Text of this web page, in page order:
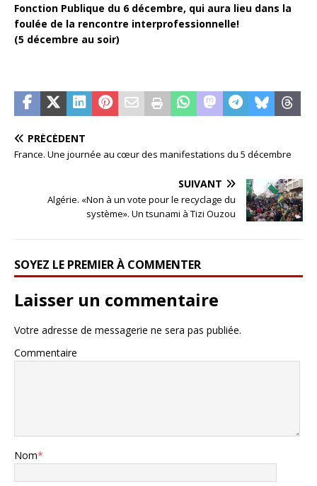
Fonction Publique du 6 décembre, qui aura lieu dans la
foulée de la rencontre interprofessionnelle!
(5 décembre au soir)
PRÉCÉDENT
France. Une journée au cœur des manifestations du 5 décembre
SUIVANT
Algérie. «Non à un vote pour le recyclage du
système». Un tsunami à Tizi Ouzou
SOYEZ LE PREMIER À COMMENTER
Laisser un commentaire
Votre adresse de messagerie ne sera pas publiée.
Commentaire
Nom*